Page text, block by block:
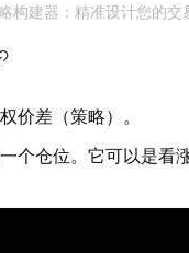
构建器：精准设计您的交
价差（策略）。
个仓位。它可以是看